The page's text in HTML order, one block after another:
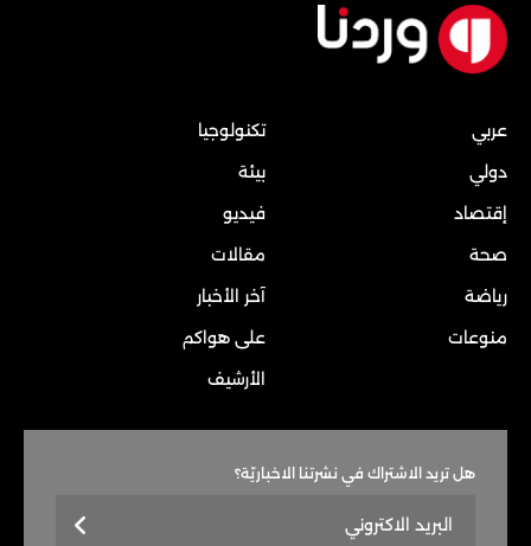
عربي
دولي
إقتصاد
صحة
رياضة
منوعات
تكنولوجيا
بيئة
فيديو
مقالات
آخر الأخبار
على هواكم
الأرشيف
هل تريد الاشتراك في نشرتنا الاخباريّة؟